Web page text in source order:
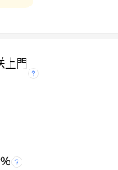
門